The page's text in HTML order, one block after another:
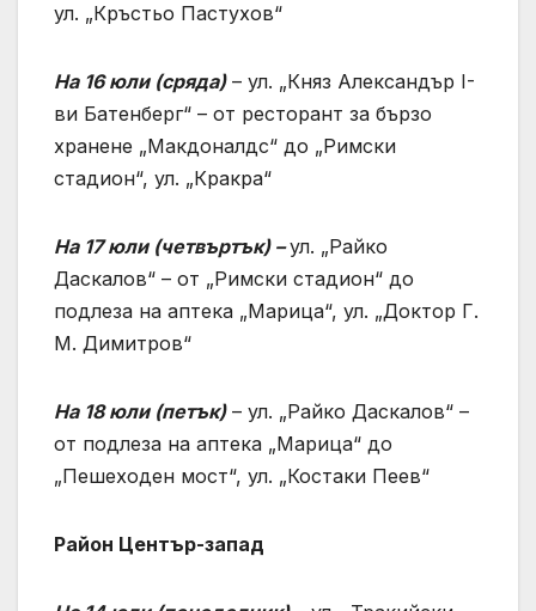
ул. „Кръстьо Пастухов“
На 16 юли (сряда)– ул. „Княз Александър I-
ви Батенберг“ – от ресторант за бързо
хранене „Макдоналдс“ до „Римски
стадион“, ул. „Кракра“
На 17 юли (четвъртък) –ул. „Райко
Даскалов“ – от „Римски стадион“ до
подлеза на аптека „Марица“, ул. „Доктор Г.
М. Димитров“
На 18 юли (петък)– ул. „Райко Даскалов“ –
от подлеза на аптека „Марица“ до
„Пешеходен мост“, ул. „Костаки Пеев“
Район Център-запад